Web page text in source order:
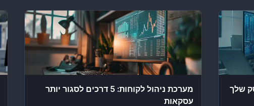
מערכת ניהול לקוחות: 5 דרכים לסגור יותר
עסקאות